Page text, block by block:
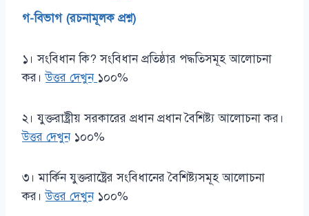
গ-বিভাগ (রচনামূলক প্রশ্ন)
১। সংবিধান কি? সংবিধান প্রতিষ্ঠার পদ্ধতিসমূহ আলোচনা
কর।উত্তর দেখুন ১০০%
২। যুক্তরাষ্ট্রীয় সরকারের প্রধান প্রধান বৈশিষ্ট্য আলোচনা কর।
উত্তর দেখুন১০০%
৩। মার্কিন যুক্তরাষ্ট্রের সংবিধানের বৈশিষ্ট্যসমূহ আলোচনা
কর।উত্তর দেখুন১০০%